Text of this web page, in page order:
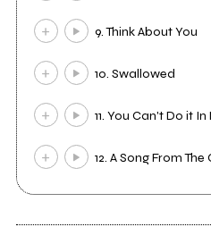
9. Think About You
10. Swallowed
11. You Can't Do it
12. A Song From